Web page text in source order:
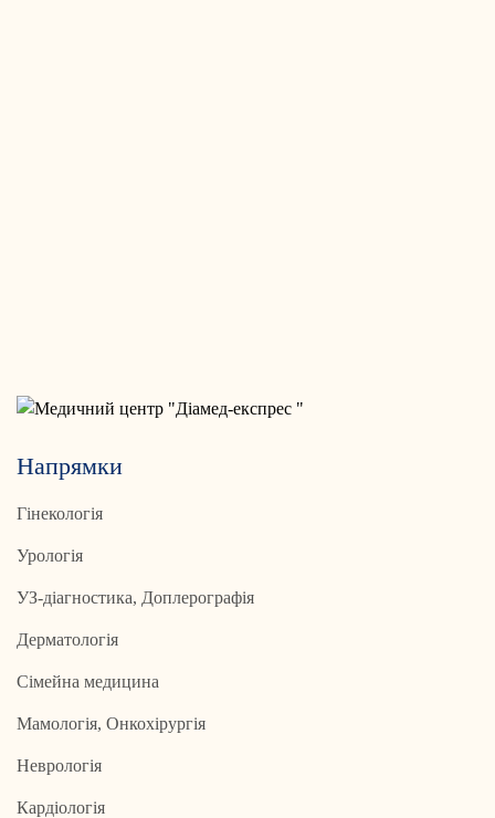
Напрямки
Гінекологія
Урологія
УЗ-діагностика, Доплерографія
Дерматологія
Сімейна медицина
Мамологія, Онкохірургія
Неврологія
Кардіологія